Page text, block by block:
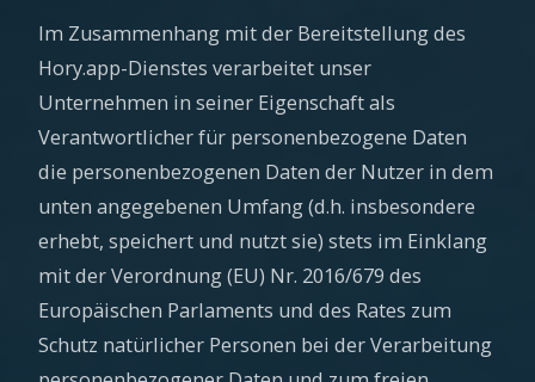
Im Zusammenhang mit der Bereitstellung des
Hory.app-Dienstes verarbeitet unser
Unternehmen in seiner Eigenschaft als
Verantwortlicher für personenbezogene Daten
die personenbezogenen Daten der Nutzer in dem
unten angegebenen Umfang (d.h. insbesondere
erhebt, speichert und nutzt sie) stets im Einklang
mit der Verordnung (EU) Nr. 2016/679 des
Europäischen Parlaments und des Rates zum
Schutz natürlicher Personen bei der Verarbeitung